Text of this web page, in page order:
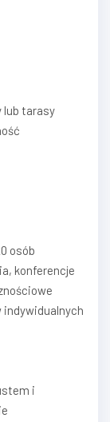
lub tarasy
osób
konferencje
indywidualnych
i